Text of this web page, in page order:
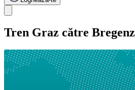
Tren Graz către Bregenz